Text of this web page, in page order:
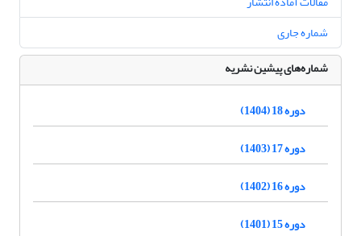
شماره جاری
شماره‌های پیشین نشریه
دوره 18 (1404)
دوره 17 (1403)
دوره 16 (1402)
دوره 15 (1401)